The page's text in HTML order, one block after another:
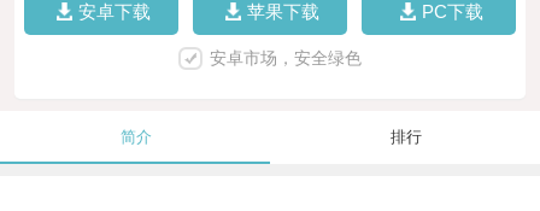
安卓下载 苹果下载 PC下载
安卓市场，安全绿色
简介 排行